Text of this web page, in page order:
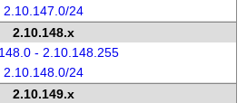
2.10.147.0/24
2.10.148.x
- 2.10.148.255
2.10.148.0/24
2.10.149.x